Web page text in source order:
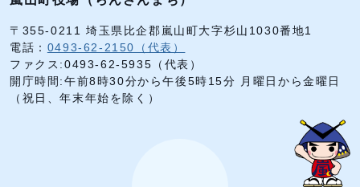
〒355-0211 埼玉県比企郡嵐山町大字杉山1030番地1
電話： 0493-62-2150（代表）
ファクス:0493-62-5935（代表）
開庁時間:午前8時30分から午後5時15分 月曜日から金曜日
（祝日、年末年始を除く）